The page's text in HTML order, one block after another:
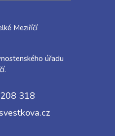
Meziříčí
úřadu
318